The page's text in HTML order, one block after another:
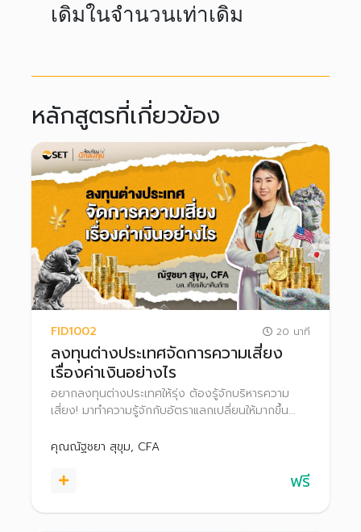
เดิมในจำนวนเท่าเดิม
หลักสูตรที่เกี่ยวข้อง
FID1002 20 นาที
ลงทุนต่างประเทศจัดการความเสี่ยง
เรื่องค่าเงินอย่างไร
อยากลงทุนต่างประเทศให้รุ่ง ต้องรู้จักบริหารความ
เสี่ยง! มาทำความรู้จักกับอัตราแลกเปลี่ยนให้มากขึ้น
ให้คุณลงทุนได้อย่างมั่นใจและมีประสิทธิภาพ
คุณณัฐชยา สุขุม, CFA
ฟรี